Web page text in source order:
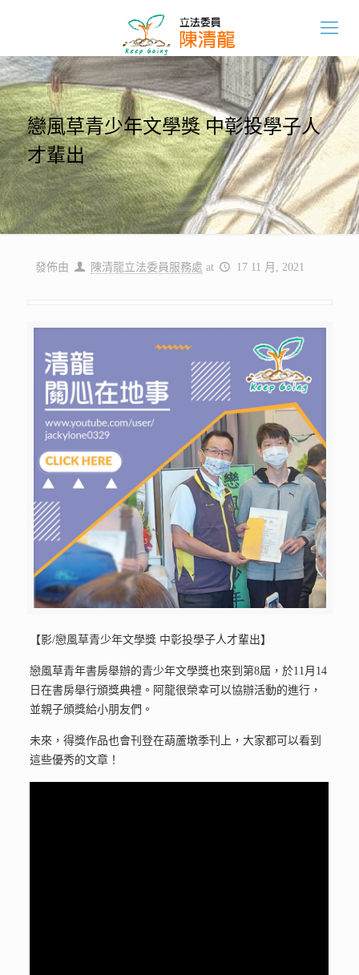
戀風草青少年文學獎 中彰投學子人
才輩出
發佈由 陳清龍立法委員服務處 at 17 11 月, 2021
【影/戀風草青少年文學獎 中彰投學子人才輩出】
戀風草青年書房舉辦的青少年文學獎也來到第8屆，於11月14
日在書房舉行頒獎典禮。阿龍很榮幸可以協辦活動的進行，
並親子頒獎給小朋友們。
未來，得獎作品也會刊登在葫蘆墩季刊上，大家都可以看到
這些優秀的文章！